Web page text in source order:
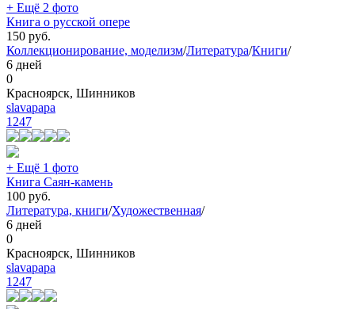
+ Ещё 2 фото
Книга о русской опере
150 руб.
Коллекционирование, моделизм/Литература/Книги/
6 дней
0
Красноярск, Шинников
slavapapa
1247
+ Ещё 1 фото
Книга Саян-камень
100 руб.
Литература, книги/Художественная/
6 дней
0
Красноярск, Шинников
slavapapa
1247